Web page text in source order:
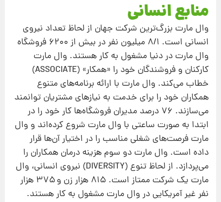
منابع انسانی
وال مارت بزرگ‌ترین شركت جهان از لحاظ تعداد نیروی
انسانی است. ۸/۱ میلیون نفر در بیش از ۶۲۰۰ فروشگاه
وال مارت در دنیا مشغول به كار هستند. وال مارت
كاركنان و فروشندگان خود را «همكار» (ASSOCIATE)
خطاب می‌كند. وال مارت با ارائه برنامه‌های متنوع
همكاران خود را برای خدمت به نیازهای مشتریان توانمند
می‌سازند. ۷۶ درصد مدیران فروشگاه‌ها كار خود را در
ابتدا به صورت ساعتی با وال مارت شروع كرده‌اند و وال
مارت فرصت‌های شغلی مناسب را در اختیار آن‌ها قرار
داده است. وال مارت دو سوم هزینه درمان همكاران را
می‌پردازد. از لحاظ تنوع (DIVERSITY) نیروی انسانی، وال
مارت یك شركت ممتاز است. ۸۱۵ هزار زن و ۳۷۵ هزار
نفر غیر آمریكایی در وال مارت مشغول به كار هستند.